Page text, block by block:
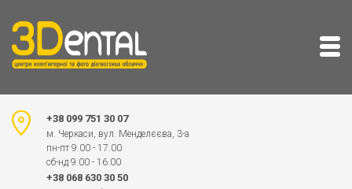
+38 099 751 30 07
м. Черкаси, вул. Менделєєва, 3-а
пн-пт 9.00 - 17.00
сб-нд 9.00 - 16.00
+38 068 630 30 50